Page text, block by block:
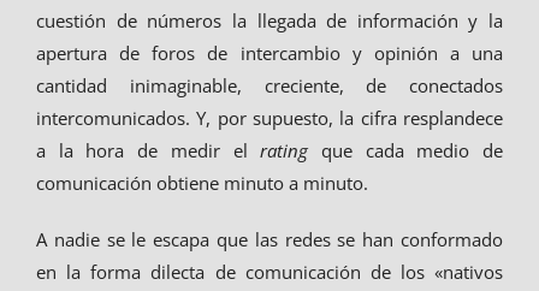
cuestión de números la llegada de información y la
apertura de foros de intercambio y opinión a una
cantidad inimaginable, creciente, de conectados
intercomunicados. Y, por supuesto, la cifra resplandece
a la hora de medir elratingque cada medio de
comunicación obtiene minuto a minuto.
A nadie se le escapa que las redes se han conformado
en la forma dilecta de comunicación de los «nativos